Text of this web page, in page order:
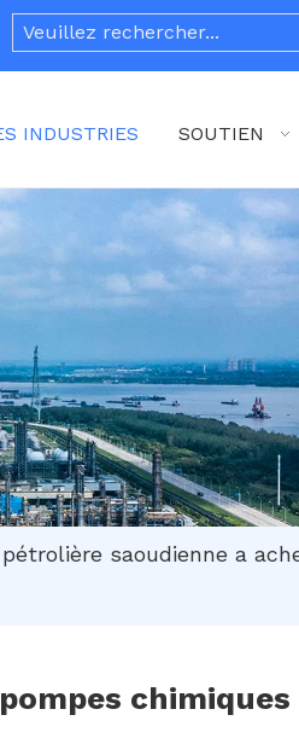
INDUSTRIES SOUTIEN
saoudienne a